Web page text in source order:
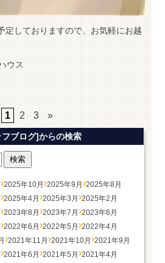
定しておりますので、お気軽にお越
ウス
1 2 3 »
ブログ]からの検索
2025年10月 2025年9月 2025年8月
2025年4月 2025年3月 2025年2月
2023年8月 2023年7月 2023年6月
2022年6月 2022年5月 2022年4月
2021年11月 2021年10月 2021年9月
2021年6月 2021年5月 2021年4月